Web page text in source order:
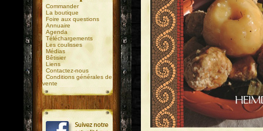
Commander
La boutique
Foire aux questions
Annuaire
Agenda
Téléchargements
Les coulisses
Médias
Bêtisier
Liens
Contactez-nous
Conditions générales de
vente